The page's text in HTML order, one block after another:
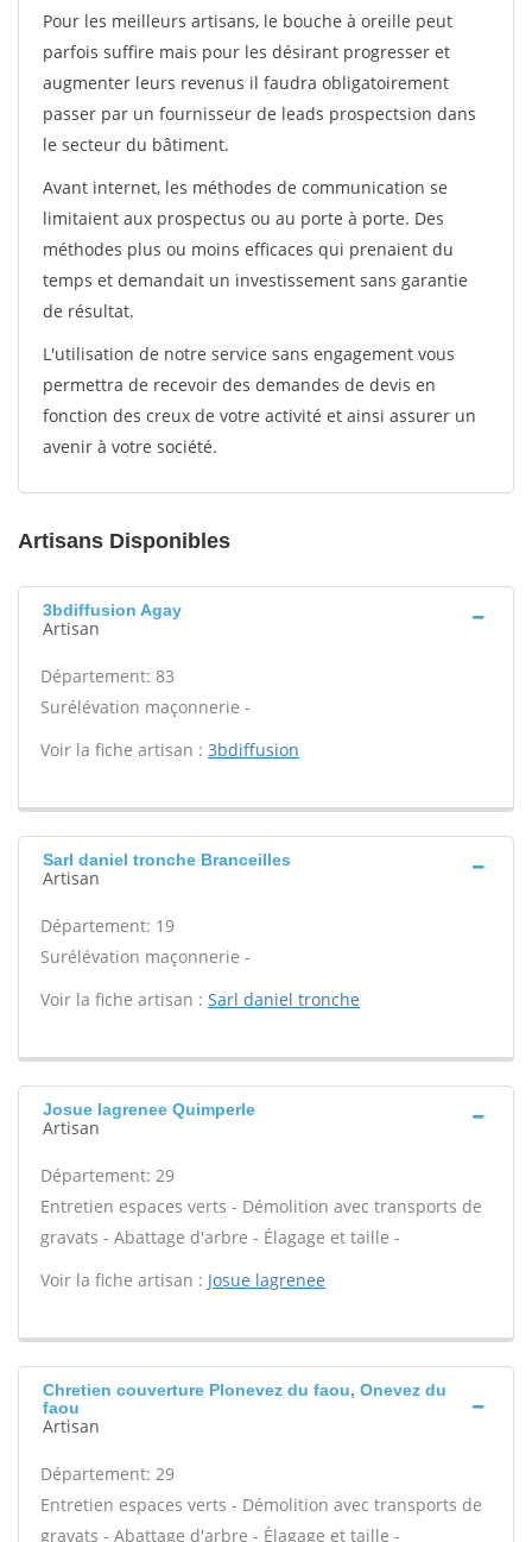
Pour les meilleurs artisans, le bouche à oreille peut
parfois suffire mais pour les désirant progresser et
augmenter leurs revenus il faudra obligatoirement
passer par un fournisseur de leads prospectsion dans
le secteur du bâtiment.
Avant internet, les méthodes de communication se
limitaient aux prospectus ou au porte à porte. Des
méthodes plus ou moins efficaces qui prenaient du
temps et demandait un investissement sans garantie
de résultat.
L'utilisation de notre service sans engagement vous
permettra de recevoir des demandes de devis en
fonction des creux de votre activité et ainsi assurer un
avenir à votre société.
Artisans Disponibles
3bdiffusion Agay
Artisan
Département: 83
Surélévation maçonnerie -
Voir la fiche artisan : 3bdiffusion
Sarl daniel tronche Branceilles
Artisan
Département: 19
Surélévation maçonnerie -
Voir la fiche artisan : Sarl daniel tronche
Josue lagrenee Quimperle
Artisan
Département: 29
Entretien espaces verts - Démolition avec transports de
gravats - Abattage d'arbre - Élagage et taille -
Voir la fiche artisan : Josue lagrenee
Chretien couverture Plonevez du faou, Onevez du
faou
Artisan
Département: 29
Entretien espaces verts - Démolition avec transports de
gravats - Abattage d'arbre - Élagage et taille -